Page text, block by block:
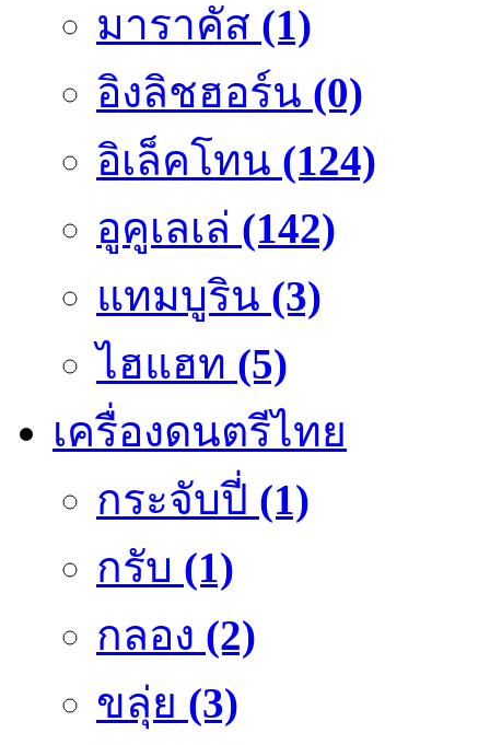
มาราคัส (1)
อิงลิชฮอร์น (0)
อิเล็คโทน (124)
อูคูเลเล่ (142)
แทมบูริน (3)
ไฮแฮท (5)
เครื่องดนตรีไทย
กระจับปี่ (1)
กรับ (1)
กลอง (2)
ขลุ่ย (3)